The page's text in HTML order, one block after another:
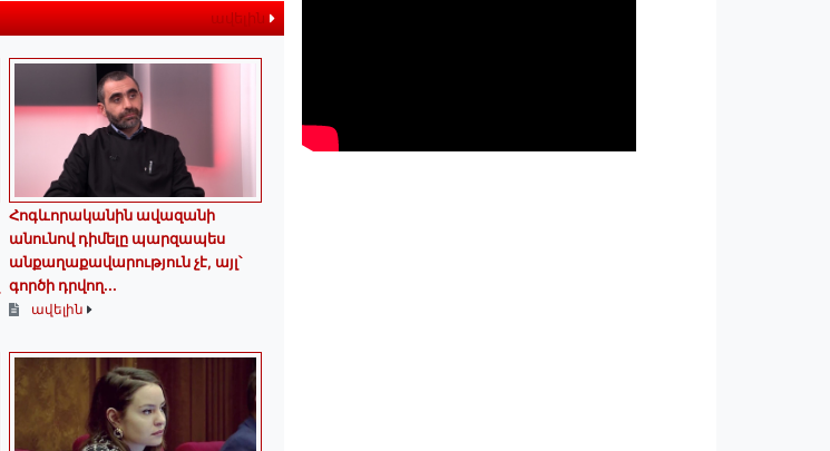
ավելին
Հոգևորականին ավազանի
անունով դիմելը պարզապես
անքաղաքավարություն չէ, այլ՝
գործի դրվող...
ավելին